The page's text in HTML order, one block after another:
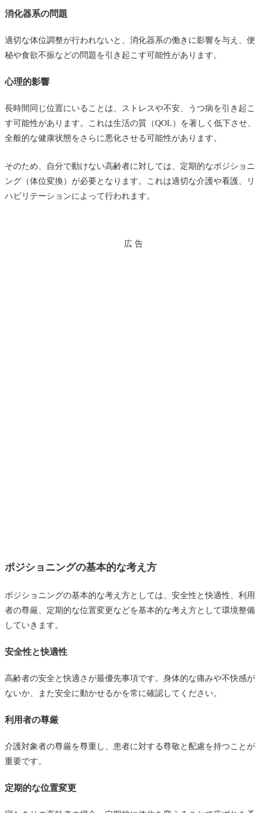
消化器系の問題
適切な体位調整が行われないと、消化器系の働きに影響を与え、便
秘や食欲不振などの問題を引き起こす可能性があります。
心理的影響
長時間同じ位置にいることは、ストレスや不安、うつ病を引き起こ
す可能性があります。これは生活の質（QOL）を著しく低下させ、
全般的な健康状態をさらに悪化させる可能性があります。
そのため、自分で動けない高齢者に対しては、定期的なポジショニ
ング（体位変換）が必要となります。これは適切な介護や看護、リ
ハビリテーションによって行われます。
広 告
ポジショニングの基本的な考え方
ポジショニングの基本的な考え方としては、安全性と快適性、利用
者の尊厳、定期的な位置変更などを基本的な考え方として環境整備
していきます。
安全性と快適性
高齢者の安全と快適さが最優先事項です。身体的な痛みや不快感が
ないか、また安全に動かせるかを常に確認してください。
利用者の尊厳
介護対象者の尊厳を尊重し、患者に対する尊敬と配慮を持つことが
重要です。
定期的な位置変更